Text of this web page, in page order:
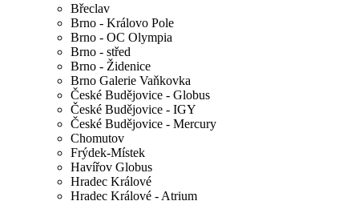
Břeclav
Brno - Královo Pole
Brno - OC Olympia
Brno - střed
Brno - Židenice
Brno Galerie Vaňkovka
České Budějovice - Globus
České Budějovice - IGY
České Budějovice - Mercury
Chomutov
Frýdek-Místek
Havířov Globus
Hradec Králové
Hradec Králové - Atrium